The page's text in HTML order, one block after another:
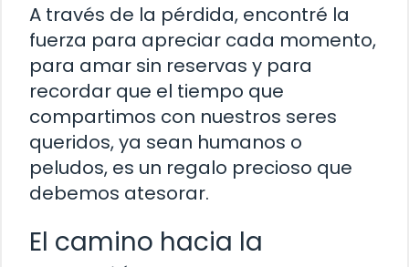
A través de la pérdida, encontré la
fuerza para apreciar cada momento,
para amar sin reservas y para
recordar que el tiempo que
compartimos con nuestros seres
queridos, ya sean humanos o
peludos, es un regalo precioso que
debemos atesorar.
El camino hacia la